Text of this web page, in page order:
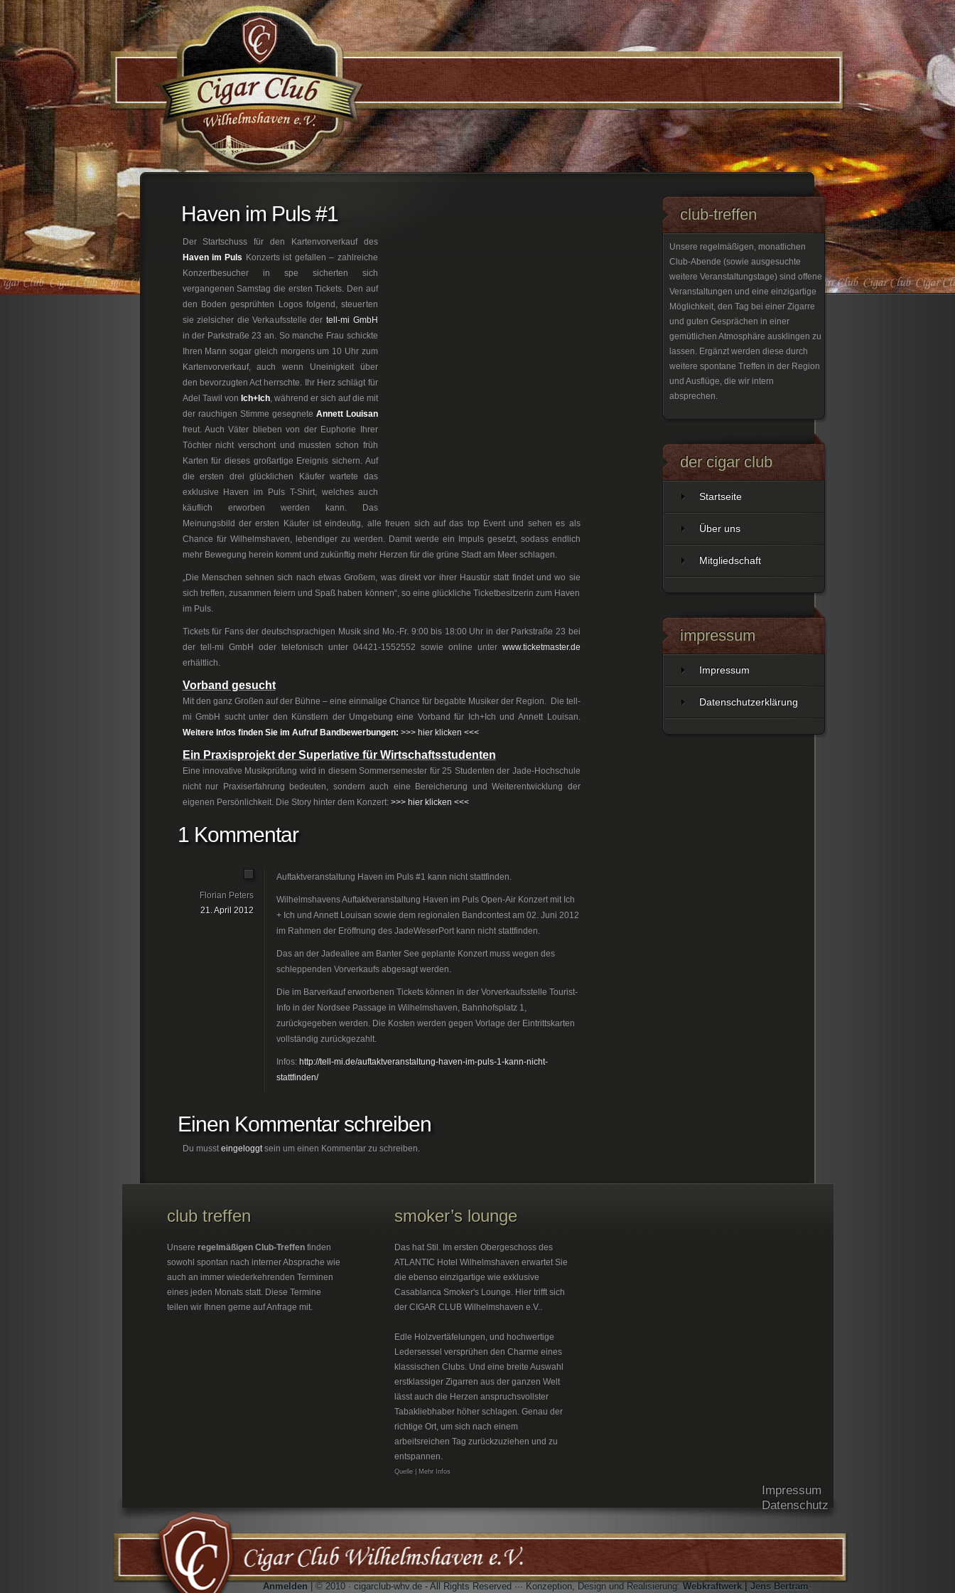
;
Haven im Puls #1
Der Startschuss für den Kartenvorverkauf des
Haven im Puls Konzerts ist gefallen – zahlreiche
Konzertbesucher in spe sicherten sich
vergangenen Samstag die ersten Tickets. Den auf
den Boden gesprühten Logos folgend, steuerten
sie zielsicher die Verkaufsstelle der tell-mi GmbH
in der Parkstraße 23 an. So manche Frau schickte
Ihren Mann sogar gleich morgens um 10 Uhr zum
Kartenvorverkauf, auch wenn Uneinigkeit über
den bevorzugten Act herrschte. Ihr Herz schlägt für
Adel Tawil von Ich+Ich, während er sich auf die mit
der rauchigen Stimme gesegnete Annett Louisan
freut. Auch Väter blieben von der Euphorie Ihrer
Töchter nicht verschont und mussten schon früh
Karten für dieses großartige Ereignis sichern. Auf
die ersten drei glücklichen Käufer wartete das
exklusive Haven im Puls T-Shirt, welches auch
käuflich erworben werden kann. Das
Meinungsbild der ersten Käufer ist eindeutig, alle freuen sich auf das top Event und sehen es als
Chance für Wilhelmshaven, lebendiger zu werden. Damit werde ein Impuls gesetzt, sodass endlich
mehr Bewegung herein kommt und zukünftig mehr Herzen für die grüne Stadt am Meer schlagen.
„Die Menschen sehnen sich nach etwas Großem, was direkt vor ihrer Haustür statt findet und wo sie
sich treffen, zusammen feiern und Spaß haben können“, so eine glückliche Ticketbesitzerin zum Haven
im Puls.
Tickets für Fans der deutschsprachigen Musik sind Mo.-Fr. 9:00 bis 18:00 Uhr in der Parkstraße 23 bei
der tell-mi GmbH oder telefonisch unter 04421-1552552 sowie online unter www.ticketmaster.de
erhältlich.
Vorband gesucht
Mit den ganz Großen auf der Bühne – eine einmalige Chance für begabte Musiker der Region. Die tell-
mi GmbH sucht unter den Künstlern der Umgebung eine Vorband für Ich+Ich und Annett Louisan.
Weitere Infos finden Sie im Aufruf Bandbewerbungen: >>> hier klicken <<<
Ein Praxisprojekt der Superlative für Wirtschaftsstudenten
Eine innovative Musikprüfung wird in diesem Sommersemester für 25 Studenten der Jade-Hochschule
nicht nur Praxiserfahrung bedeuten, sondern auch eine Bereicherung und Weiterentwicklung der
eigenen Persönlichkeit. Die Story hinter dem Konzert: >>> hier klicken <<<
1 Kommentar
Florian Peters
21. April 2012
Auftaktveranstaltung Haven im Puls #1 kann nicht stattfinden.
Wilhelmshavens Auftaktveranstaltung Haven im Puls Open-Air Konzert mit Ich
+ Ich und Annett Louisan sowie dem regionalen Bandcontest am 02. Juni 2012
im Rahmen der Eröffnung des JadeWeserPort kann nicht stattfinden.
Das an der Jadeallee am Banter See geplante Konzert muss wegen des
schleppenden Vorverkaufs abgesagt werden.
Die im Barverkauf erworbenen Tickets können in der Vorverkaufsstelle Tourist-
Info in der Nordsee Passage in Wilhelmshaven, Bahnhofsplatz 1,
zurückgegeben werden. Die Kosten werden gegen Vorlage der Eintrittskarten
vollständig zurückgezahlt.
Infos: http://tell-mi.de/auftaktveranstaltung-haven-im-puls-1-kann-nicht-
stattfinden/
Einen Kommentar schreiben
Du musst eingeloggtsein um einen Kommentar zu schreiben.
club-treffen
Unsere regelmäßigen, monatlichen
Club-Abende (sowie ausgesuchte
weitere Veranstaltungstage) sind offene
Veranstaltungen und eine einzigartige
Möglichkeit, den Tag bei einer Zigarre
und guten Gesprächen in einer
gemütlichen Atmosphäre ausklingen zu
lassen. Ergänzt werden diese durch
weitere spontane Treffen in der Region
und Ausflüge, die wir intern
absprechen.
der cigar club
Startseite
Über uns
Mitgliedschaft
impressum
Impressum
Datenschutzerklärung
Impressum
Datenschutz
club treffen
Unsere regelmäßigen Club-Treffenfinden
sowohl spontan nach interner Absprache wie
auch an immer wiederkehrenden Terminen
eines jeden Monats statt. Diese Termine
teilen wir Ihnen gerne auf Anfrage mit.
smoker’s lounge
Das hat Stil. Im ersten Obergeschoss des
ATLANTIC Hotel Wilhelmshaven erwartet Sie
die ebenso einzigartige wie exklusive
Casablanca Smoker's Lounge. Hier trifft sich
der CIGAR CLUB Wilhelmshaven e.V..
Edle Holzvertäfelungen, und hochwertige
Ledersessel versprühen den Charme eines
klassischen Clubs. Und eine breite Auswahl
erstklassiger Zigarren aus der ganzen Welt
lässt auch die Herzen anspruchsvollster
Tabakliebhaber höher schlagen. Genau der
richtige Ort, um sich nach einem
arbeitsreichen Tag zurückzuziehen und zu
entspannen.
Quelle | Mehr Infos
Anmelden | © 2010 · cigarclub-whv.de - All Rights Reserved ··· Konzeption, Design und Realisierung: Webkraftwerk | Jens Bertram·